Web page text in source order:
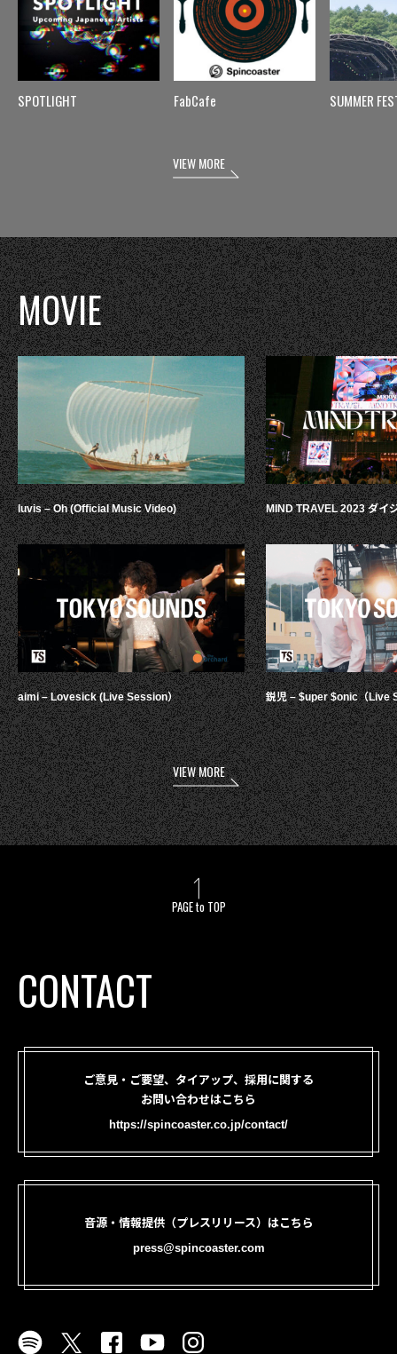
SPOTLIGHT FabCafe SUMMER
VIEW MORE
MOVIE
luvis – Oh (Official Music Video)
aimi – Lovesick (Live Session）
MIND TRAVEL 2023 ダイ
鋭児 – $uper $onic（Live
VIEW MORE
PAGE to TOP
CONTACT
ご意見・ご要望、タイアップ、採用に関する
お問い合わせはこちら
https://spincoaster.co.jp/contact/
音源・情報提供（プレスリリース）はこちら
press@spincoaster.com